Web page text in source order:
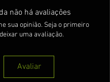
não há avaliações
sua opinião. Seja o primeiro
uma avaliação.
Avaliar